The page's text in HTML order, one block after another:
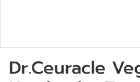
Dr.Ceuracle